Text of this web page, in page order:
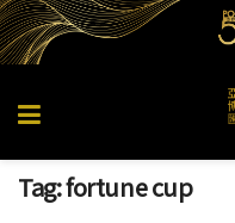
Tag:fortune cup